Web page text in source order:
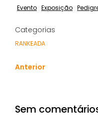
Evento Exposição
Categorias
RANKEADA
Anterior
Sem